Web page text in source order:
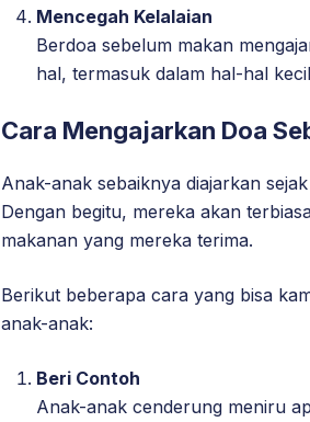
Mencegah Kelalaian
Berdoa sebelum makan
hal, termasuk dalam hal-hal
Cara Mengajarkan Doa
Anak-anak sebaiknya diajarkan
Dengan begitu, mereka akan
makanan yang mereka terima.
Berikut beberapa cara yang bisa
anak-anak:
Beri Contoh
Anak-anak cenderung meniru